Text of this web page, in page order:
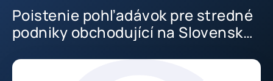
Poistenie pohľadávok pre stredné
podniky obchodující na Slovensku